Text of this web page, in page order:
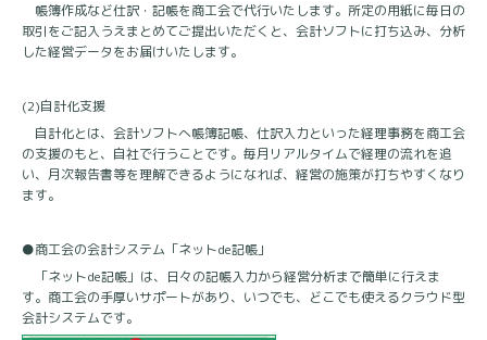
帳簿作成など仕訳・記帳を商工会で代行いたします。所定の用紙に毎日の
取引をご記入うえまとめてご提出いただくと、会計ソフトに打ち込み、分析
した経営データをお届けいたします。
(2)自計化支援
自計化とは、会計ソフトへ帳簿記帳、仕訳入力といった経理事務を商工会
の支援のもと、自社で行うことです。毎月リアルタイムで経理の流れを追
い、月次報告書等を理解できるようになれば、経営の施策が打ちやすくなり
ます。
●商工会の会計システム「ネットde記帳」
「ネットde記帳」は、日々の記帳入力から経営分析まで簡単に行えま
す。商工会の手厚いサポートがあり、いつでも、どこでも使えるクラウド型
会計システムです。